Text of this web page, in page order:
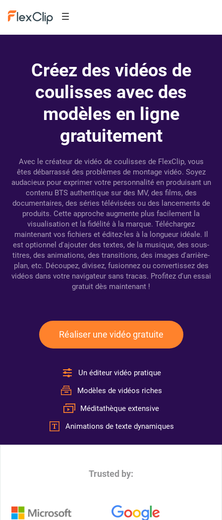
Créez des vidéos de
coulisses avec des
modèles en ligne
gratuitement
Avec le créateur de vidéo de coulisses de FlexClip, vous
êtes débarrassé des problèmes de montage vidéo. Soyez
audacieux pour exprimer votre personnalité en produisant un
contenu BTS authentique sur des MV, des films, des
documentaires, des séries télévisées ou des lancements de
produits. Cette approche augmente plus facilement la
visualisation et la fidélité à la marque. Téléchargez
maintenant vos fichiers et éditez-les à la longueur idéale. Il
est optionnel d'ajouter des textes, de la musique, des sous-
titres, des animations, des transitions, des images d'arrière-
plan, etc. Découpez, divisez, fusionnez ou convertissez des
vidéos dans votre navigateur sans tracas. Profitez d'un essai
gratuit dès maintenant !
Réaliser une vidéo gratuite
Un éditeur vidéo pratique
Modèles de vidéos riches
Méditathèque extensive
Animations de texte dynamiques
Trusted by: